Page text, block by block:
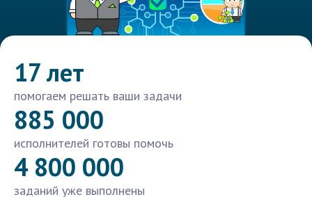
17 лет
помогаем решать ваши задачи
885 000
исполнителей готовы помочь
4 800 000
заданий уже выполнены